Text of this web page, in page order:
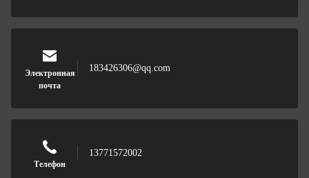
Электронная
почта
183426306@qq.com
Телефон
13771572002